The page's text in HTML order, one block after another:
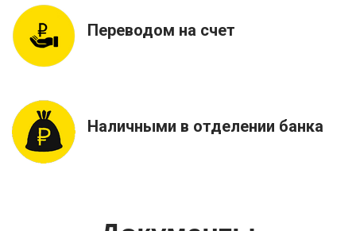
Переводом на счет
Наличными в отделении банка